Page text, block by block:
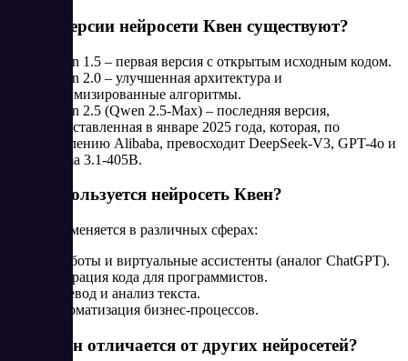
Какие версии нейросети Квен существуют?
Qwen 1.5 – первая версия с открытым исходным кодом.
Qwen 2.0 – улучшенная архитектура и
оптимизированные алгоритмы.
Qwen 2.5 (Qwen 2.5-Max) – последняя версия,
представленная в январе 2025 года, которая, по
заявлению Alibaba, превосходит DeepSeek-V3, GPT-4o и
Llama 3.1-405B.
Как используется нейросеть Квен?
Qwen применяется в различных сферах:
Чат-боты и виртуальные ассистенты (аналог ChatGPT).
Генерация кода для программистов.
Перевод и анализ текста.
Автоматизация бизнес-процессов.
Чем Квен отличается от других нейросетей?